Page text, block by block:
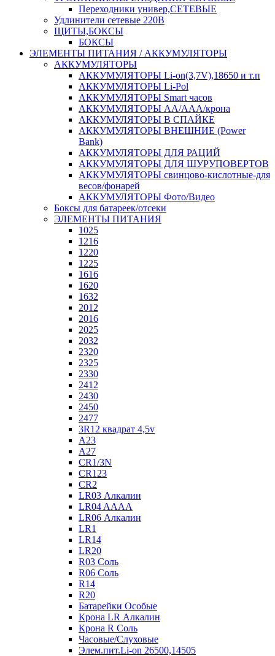
Переходники универ,СЕТЕВЫЕ
Удлинители сетевые 220В
ЩИТЫ,БОКСЫ
БОКСЫ
ЭЛЕМЕНТЫ ПИТАНИЯ / АККУМУЛЯТОРЫ
АККУМУЛЯТОРЫ
АККУМУЛЯТОРЫ Li-on(3,7V),18650 и т.п
АККУМУЛЯТОРЫ Li-Pol
АККУМУЛЯТОРЫ Smart часов
АККУМУЛЯТОРЫ АА/ААА/крона
АККУМУЛЯТОРЫ В СПАЙКЕ
АККУМУЛЯТОРЫ ВНЕШНИЕ (Power
Bank)
АККУМУЛЯТОРЫ ДЛЯ РАЦИЙ
АККУМУЛЯТОРЫ ДЛЯ ШУРУПОВЕРТОВ
АККУМУЛЯТОРЫ свинцово-кислотные-для
весов/фонарей
АККУМУЛЯТОРЫ Фото/Видео
Боксы для батареек/отсеки
ЭЛЕМЕНТЫ ПИТАНИЯ
1025
1216
1220
1225
1616
1620
1632
2012
2016
2025
2032
2320
2325
2330
2412
2430
2450
2477
3R12 квадрат 4,5v
A23
A27
CR1/3N
CR123
CR2
LR03 Алкалин
LR04 AAAA
LR06 Алкалин
LR1
LR14
LR20
R03 Соль
R06 Соль
R14
R20
Батарейки Особые
Крона LR Алкалин
Крона R Соль
Часовые/Слуховые
Элем.пит.Li-on 26500,14505